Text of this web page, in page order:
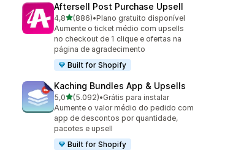
Aftersell Post Purchase Upsell
4,8de 5 estrelas
(886)
886 avaliações ao todo
•Plano gratuito disponível
Aumente o ticket médio com upsells
no checkout de 1 clique e ofertas na
página de agradecimento
Built for Shopify
Kaching Bundles App & Upsells
5,0de 5 estrelas
(5.092)
5092 avaliações ao todo
•Grátis para instalar
Aumente o valor médio do pedido com
app de descontos por quantidade,
pacotes e upsell
Built for Shopify